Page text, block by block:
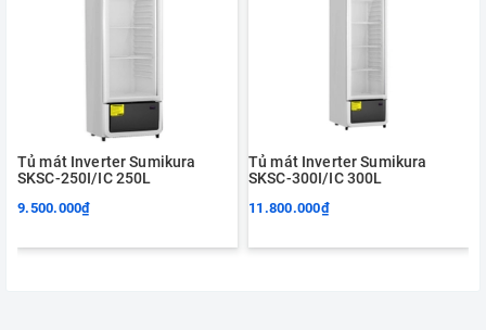
Tủ mát Inverter Sumikura
SKSC-250I/IC 250L
9.500.000₫
Tủ mát Inverter Sumikura
SKSC-300I/IC 300L
11.800.000₫